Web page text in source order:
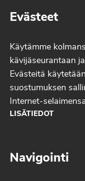
Evästeet
Käytämme
kävijäseurantaan
Evästeitä
suostumuksen
Internet-
LISÄTIEDOT
Navigointi